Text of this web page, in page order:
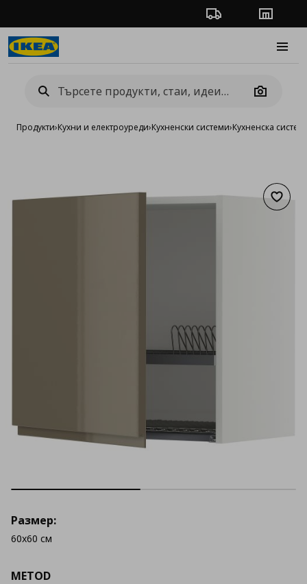
Проследяване на
Camera
Продукти›Кухни и електроуреди›Кухненски системи›Кухненска
METOD
Размер:
60x60 см